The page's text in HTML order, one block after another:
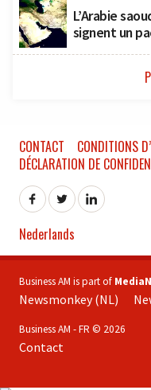
L’Arabie
signent un
CONTACT
CONDITIONS
DÉCLARATION DE
Nederlands
Business AM is part of
Newsmonkey (NL)
Business AM - FR © 2026
Contact